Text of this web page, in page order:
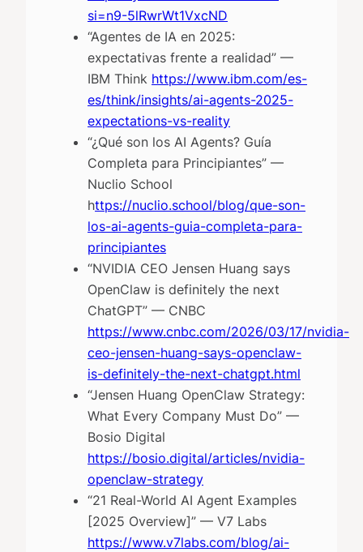
si=n9-5lRwrWt1VxcND
“Agentes de IA en 2025:
expectativas frente a realidad” —
IBM Think https://www.ibm.com/es-
es/think/insights/ai-agents-2025-
expectations-vs-reality
“¿Qué son los AI Agents? Guía
Completa para Principiantes” —
Nuclio School
https://nuclio.school/blog/que-son-
los-ai-agents-guia-completa-para-
principiantes
“NVIDIA CEO Jensen Huang says
OpenClaw is definitely the next
ChatGPT” — CNBC
https://www.cnbc.com/2026/03/17/nvidia-
ceo-jensen-huang-says-openclaw-
is-definitely-the-next-chatgpt.html
“Jensen Huang OpenClaw Strategy:
What Every Company Must Do” —
Bosio Digital
https://bosio.digital/articles/nvidia-
openclaw-strategy
“21 Real-World AI Agent Examples
[2025 Overview]” — V7 Labs
https://www.v7labs.com/blog/ai-